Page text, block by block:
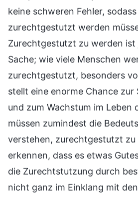
keine schweren Fehler,
zurechtgestutzt werden
Zurechtgestutzt zu werden ist
Sache; wie viele Menschen
zurechtgestutzt, besonders
stellt eine enorme Chance zur
und zum Wachstum im Leben
müssen zumindest die
verstehen, zurechtgestutzt zu
erkennen, dass es etwas
die Zurechtstutzung durch
nicht ganz im Einklang mit